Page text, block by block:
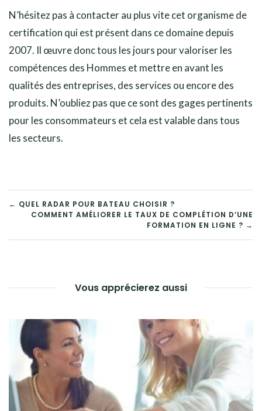
N’hésitez pas à contacter au plus vite cet organisme de
certification qui est présent dans ce domaine depuis
2007. Il œuvre donc tous les jours pour valoriser les
compétences des Hommes et mettre en avant les
qualités des entreprises, des services ou encore des
produits. N’oubliez pas que ce sont des gages pertinents
pour les consommateurs et cela est valable dans tous
les secteurs.
NAVIGATION
DE
← QUEL RADAR POUR BATEAU CHOISIR ?
COMMENT AMÉLIORER LE TAUX DE COMPLÉTION D’UNE
FORMATION EN LIGNE ? →
Vous apprécierez aussi